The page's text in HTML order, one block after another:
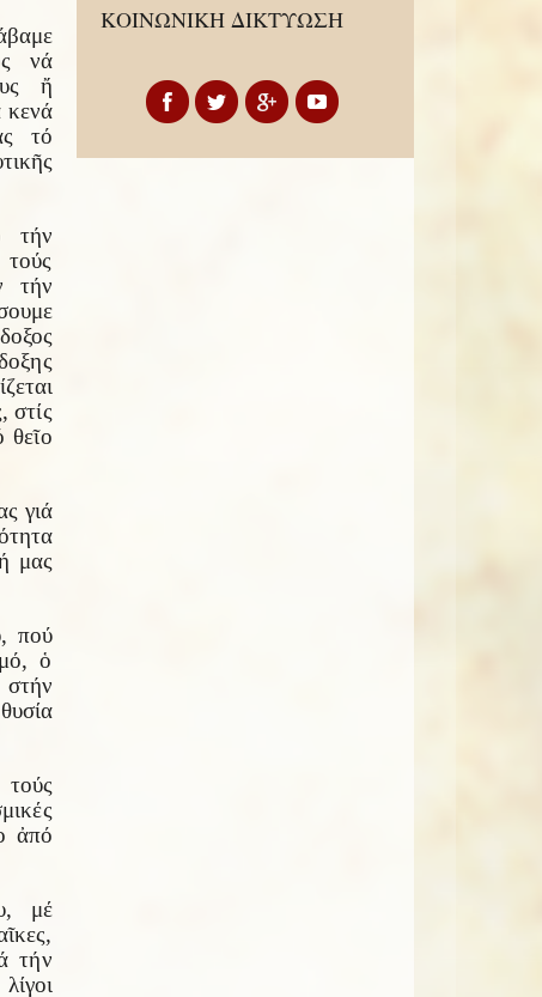
νά
ἤ
κενά
τό
τήν
τήν
στίς
θεῖο
γιά
μας
πού
ὁ
ἀπό
μέ
τήν
ΚΟΙΝΩΝΙΚΗ ΔΙΚΤΥΩΣΗ